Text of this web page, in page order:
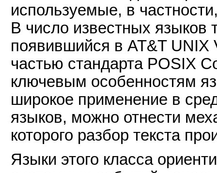
используемые, в
В число известных языков
появившийся в AT&T UNIX
частью стандарта POSIX
ключевым особенностям
широкое применение в
языков, можно отнести
которого разбор текста
Языки этого класса